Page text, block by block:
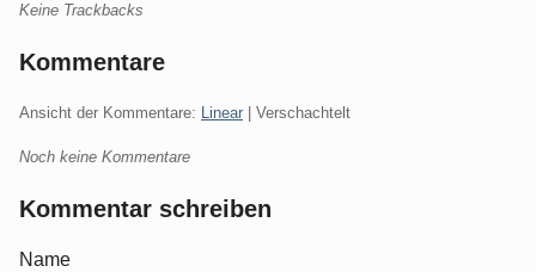
Keine Trackbacks
Kommentare
Ansicht der Kommentare: Linear | Verschachtelt
Noch keine Kommentare
Kommentar schreiben
Name